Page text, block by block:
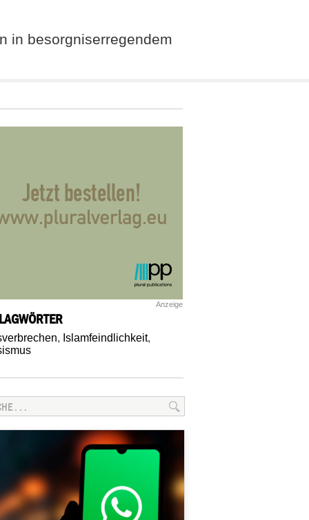
in besorgniserregendem
Anzeige
, Islamfeindlichkeit,